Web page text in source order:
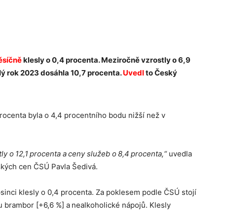
klesly o 0,4 procenta. Meziročně vzrostly o 6,9
rok 2023 dosáhla 10,7 procenta.Uvedlto Český
byla o 4,4 procentního bodu nižší než v
o 12,1 procenta a ceny služeb o 8,4 procenta,“ uvedla
cen ČSÚ Pavla Šedivá.
klesly o 0,4 procenta. Za poklesem podle ČSÚ stojí
[+6,6 %] a nealkoholické nápojů. Klesly